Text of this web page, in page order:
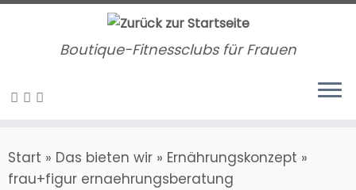
Zum
Boutique-Fitnessclubs für Frauen
Start » Das bieten wir » Ernährungskonzept »
frau+figur ernaehrungsberatung